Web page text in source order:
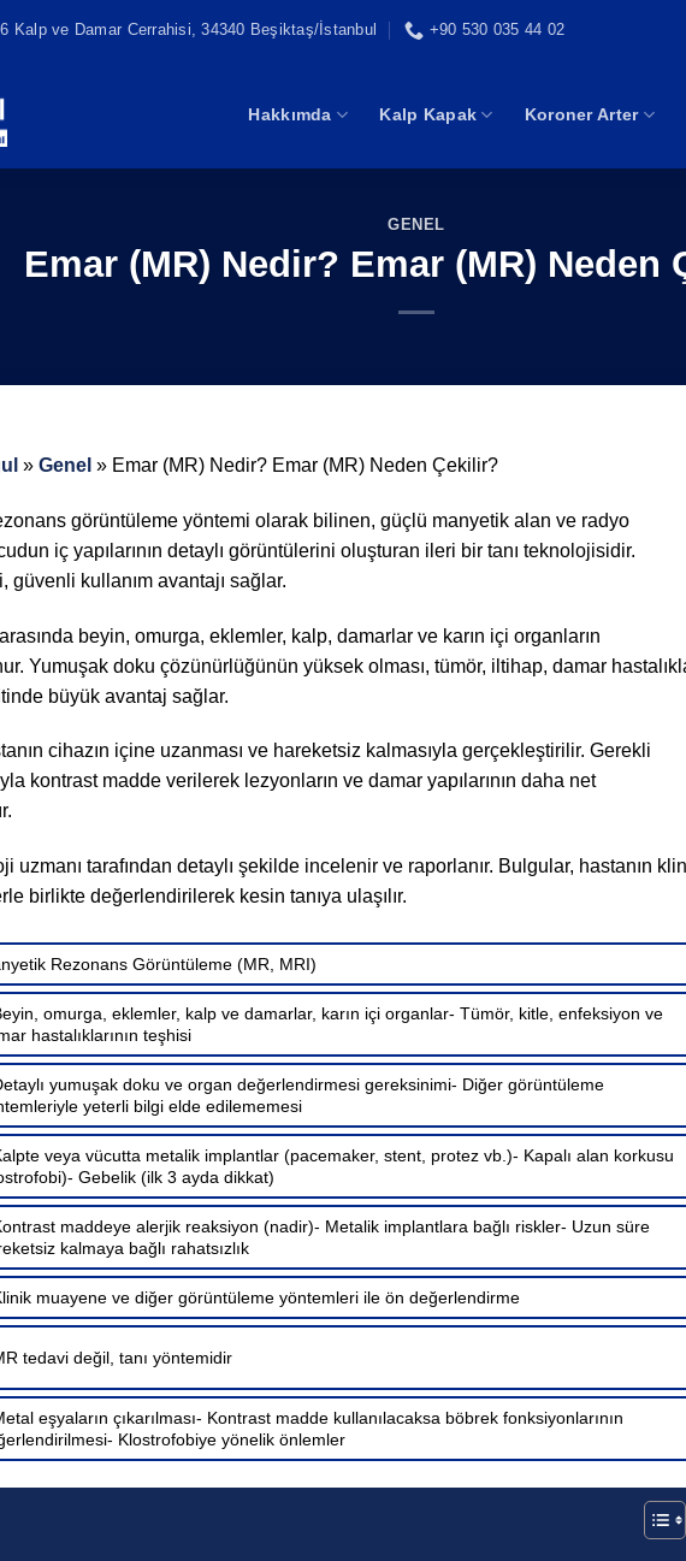
Kalp ve Damar Cerrahisi, 34340 Beşiktaş/İstanbul +90 530 035 44 02
Hakkımda Kalp Kapak Koroner Arter
GENEL
Emar (MR) Nedir? Emar (MR) Neden
» Genel » Emar (MR) Nedir? Emar (MR) Neden Çekilir?
görüntüleme yöntemi olarak bilinen, güçlü manyetik alan ve radyo
iç yapılarının detaylı görüntülerini oluşturan ileri bir tanı teknolojisidir.
güvenli kullanım avantajı sağlar.
beyin, omurga, eklemler, kalp, damarlar ve karın içi organların
Yumuşak doku çözünürlüğünün yüksek olması, tümör, iltihap, damar
büyük avantaj sağlar.
cihazın içine uzanması ve hareketsiz kalmasıyla gerçekleştirilir. Gerekli
kontrast madde verilerek lezyonların ve damar yapılarının daha net
uzmanı tarafından detaylı şekilde incelenir ve raporlanır. Bulgular, hastanın
birlikte değerlendirilerek kesin tanıya ulaşılır.
Rezonans Görüntüleme (MR, MRI)
omurga, eklemler, kalp ve damarlar, karın içi organlar- Tümör, kitle, enfeksiyon ve
hastalıklarının teşhisi
yumuşak doku ve organ değerlendirmesi gereksinimi- Diğer görüntüleme
yeterli bilgi elde edilememesi
veya vücutta metalik implantlar (pacemaker, stent, protez vb.)- Kapalı alan korkusu
Gebelik (ilk 3 ayda dikkat)
maddeye alerjik reaksiyon (nadir)- Metalik implantlara bağlı riskler- Uzun süre
kalmaya bağlı rahatsızlık
muayene ve diğer görüntüleme yöntemleri ile ön değerlendirme
tedavi değil, tanı yöntemidir
eşyaların çıkarılması- Kontrast madde kullanılacaksa böbrek fonksiyonlarının
Klostrofobiye yönelik önlemler